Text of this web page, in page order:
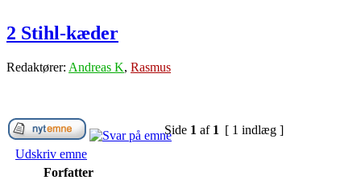
2 Stihl-kæder
Redaktører: Andreas K, Rasmus
Side 1 af 1 [ 1 indlæg ]
Udskriv emne
Forfatter